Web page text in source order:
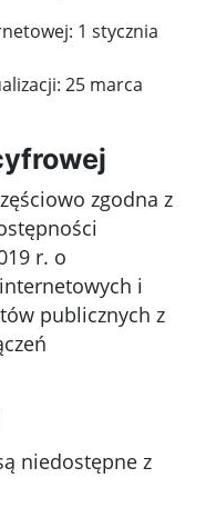
1 stycznia
25 marca
zgodna z
r. o
i
publicznych z
niedostępne z